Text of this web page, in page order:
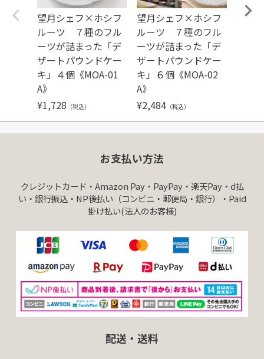
望月シェフ×ホシフ
ルーツ ７種のフル
ーツが詰まった「デ
ザートパウンドケー
キ」４個《MOA-01
A》
¥1,728 （税込）
望月シェフ×ホシフ
ルーツ ７種のフル
ーツが詰まった「デ
ザートパウンドケー
キ」６個《MOA-02
A》
¥2,484 （税込）
望
お支払い方法
クレジットカード・Amazon Pay・PayPay・楽天Pay・d払
い・銀行振込・NP後払い（コンビニ・郵便局・銀行）・Paid
掛け払い(法人のお客様)
配送・送料